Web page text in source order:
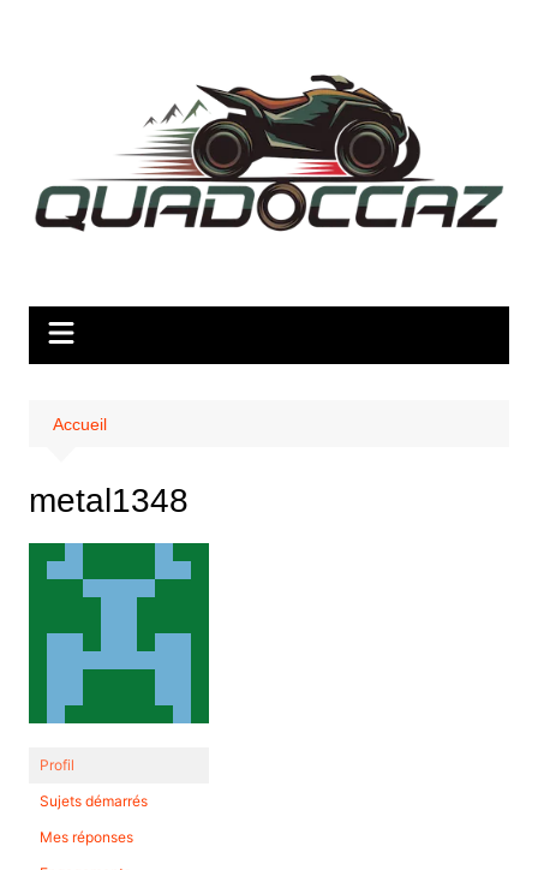
Accueil
metal1348
Profil
Sujets démarrés
Mes réponses